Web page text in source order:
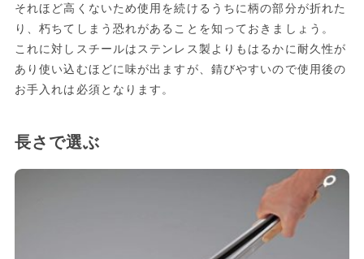
それほど高くないため使用を続けるうちに柄の部分が折れた
り、朽ちてしまう恐れがあることを知っておきましょう。
これに対しスチールはステンレス製よりもはるかに耐久性が
あり使い込むほどに味が出ますが、錆びやすいので使用後の
お手入れは必須となります。
長さで選ぶ